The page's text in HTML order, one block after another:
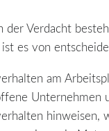
der Verdacht
es von
am
Unternehmen
hinweisen,